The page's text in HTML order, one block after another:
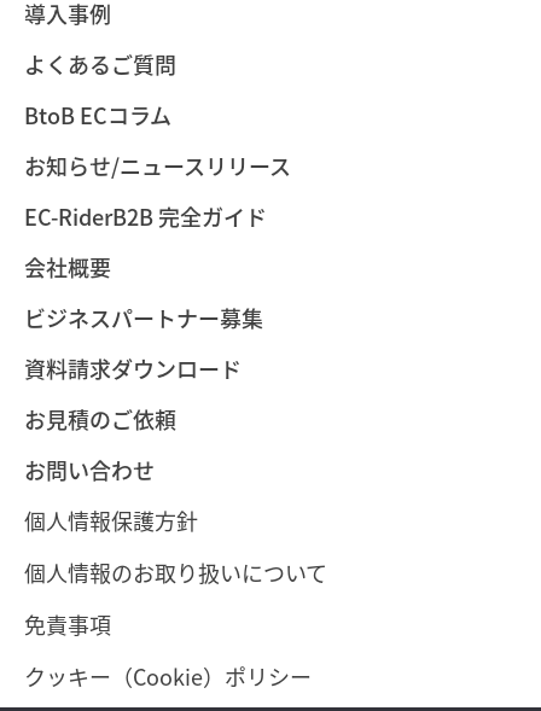
導入事例
よくあるご質問
BtoB ECコラム
お知らせ/ニュースリリース
EC-RiderB2B 完全ガイド
会社概要
ビジネスパートナー募集
資料請求ダウンロード
お見積のご依頼
お問い合わせ
個人情報保護方針
個人情報のお取り扱いについて
免責事項
クッキー（Cookie）ポリシー